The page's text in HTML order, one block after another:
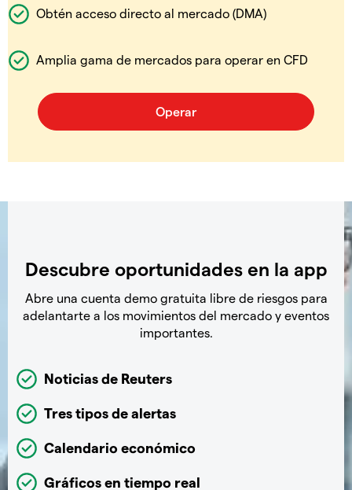
Obtén acceso directo al mercado (DMA)
Amplia gama de mercados para operar en CFD
Descubre oportunidades en la app
Abre una cuenta demo gratuita libre de riesgos para
adelantarte a los movimientos del mercado y eventos
importantes.
Noticias de Reuters
Tres tipos de alertas
Calendario económico
Gráficos en tiempo real